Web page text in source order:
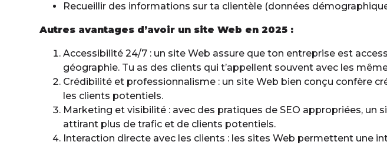
Recueillir des informations sur ta clientèle (données
Autres avantages d’avoir un site Web en 2025 :
Accessibilité 24/7 : un site Web assure que ton entreprise est
géographie. Tu as des clients qui t’appellent souvent avec les
Crédibilité et professionnalisme : un site Web bien conçu confère
les clients potentiels.
Marketing et visibilité : avec des pratiques de SEO appropriées,
attirant plus de trafic et de clients potentiels.
Interaction directe avec les clients : les sites Web permettent une